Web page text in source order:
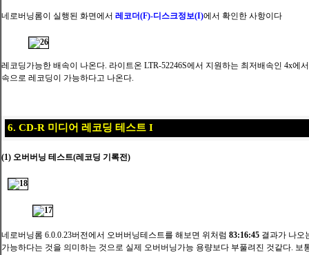
네로버닝롬이 실행된 화면에서 레코더(F)-디스크정보(I)에서 확인한 사항이다
레코딩가능한 배속이 나온다. 라이트온 LTR-52246S에서 지원하는 최저배속인 4x에
속으로 레코딩이 가능하다고 나온다.
6. CD-R 미디어 레코딩 테스트 I
(1) 오버버닝 테스트(레코딩 기록전)
네로버닝롬 6.0.0.23버전에서 오버버닝테스트를 해보면 위처럼 83:16:45 결과가 나오
가능하다는 것을 의미하는 것으로 실제 오버버닝가능 용량보다 부풀려진 것같다. 보